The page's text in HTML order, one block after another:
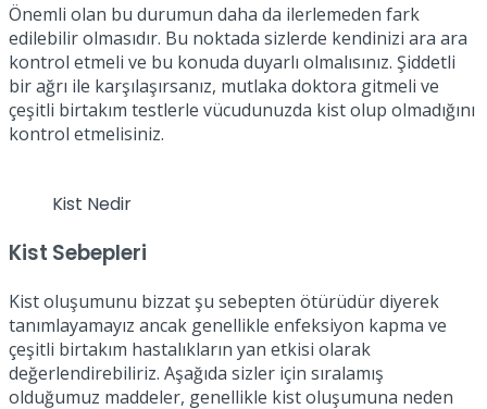
Önemli olan bu durumun daha da ilerlemeden fark
edilebilir olmasıdır. Bu noktada sizlerde kendinizi ara ara
kontrol etmeli ve bu konuda duyarlı olmalısınız. Şiddetli
bir ağrı ile karşılaşırsanız, mutlaka doktora gitmeli ve
çeşitli birtakım testlerle vücudunuzda kist olup olmadığını
kontrol etmelisiniz.
Kist Nedir
Kist Sebepleri
Kist oluşumunu bizzat şu sebepten ötürüdür diyerek
tanımlayamayız ancak genellikle enfeksiyon kapma ve
çeşitli birtakım hastalıkların yan etkisi olarak
değerlendirebiliriz. Aşağıda sizler için sıralamış
olduğumuz maddeler, genellikle kist oluşumuna neden